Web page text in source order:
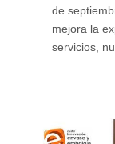
de
mejora la
servicios,